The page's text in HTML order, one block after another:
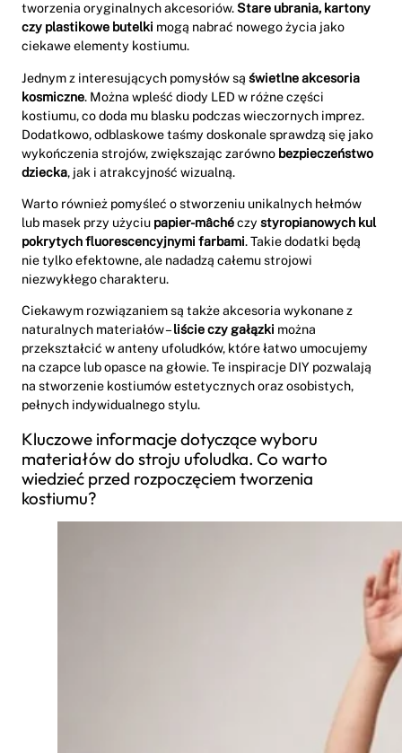
tworzenia oryginalnych akcesoriów. Stare ubrania, kartony
czy plastikowe butelki mogą nabrać nowego życia jako
ciekawe elementy kostiumu.
Jednym z interesujących pomysłów są świetlne akcesoria
kosmiczne. Można wpleść diody LED w różne części
kostiumu, co doda mu blasku podczas wieczornych imprez.
Dodatkowo, odblaskowe taśmy doskonale sprawdzą się jako
wykończenia strojów, zwiększając zarówno bezpieczeństwo
dziecka, jak i atrakcyjność wizualną.
Warto również pomyśleć o stworzeniu unikalnych hełmów
lub masek przy użyciu papier-mâchéczy styropianowych kul
pokrytych fluorescencyjnymi farbami. Takie dodatki będą
nie tylko efektowne, ale nadadzą całemu strojowi
niezwykłego charakteru.
Ciekawym rozwiązaniem są także akcesoria wykonane z
naturalnych materiałów – liście czy gałązki można
przekształcić w anteny ufoludków, które łatwo umocujemy
na czapce lub opasce na głowie. Te inspiracje DIY pozwalają
na stworzenie kostiumów estetycznych oraz osobistych,
pełnych indywidualnego stylu.
Kluczowe informacje dotyczące wyboru
materiałów do stroju ufoludka. Co warto
wiedzieć przed rozpoczęciem tworzenia
kostiumu?